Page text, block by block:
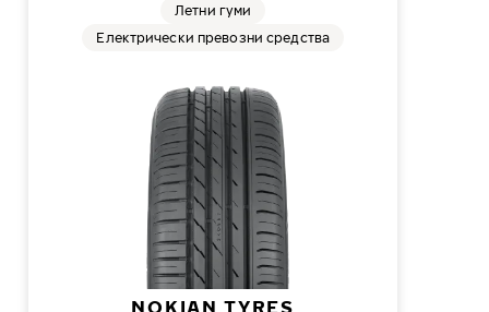
NOKIAN TYRES
Летни гуми
Електрически превозни средства